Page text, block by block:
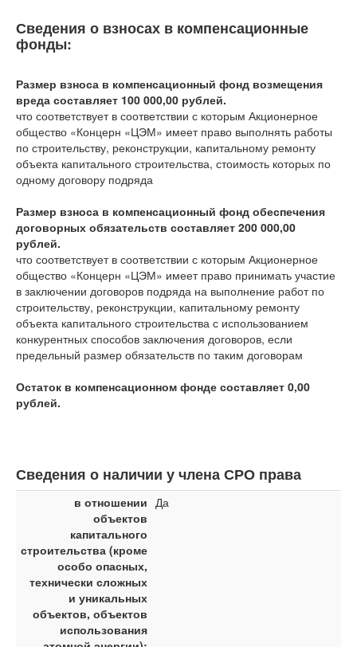
Сведения о взносах в компенсационные
фонды:
Размер взноса в компенсационный фонд возмещения
вреда составляет 100 000,00 рублей.
что соответствует в соответствии с которым Акционерное
общество «Концерн «ЦЭМ» имеет право выполнять работы
по строительству, реконструкции, капитальному ремонту
объекта капитального строительства, стоимость которых по
одному договору подряда
Размер взноса в компенсационный фонд обеспечения
договорных обязательств составляет 200 000,00
рублей.
что соответствует в соответствии с которым Акционерное
общество «Концерн «ЦЭМ» имеет право принимать участие
в заключении договоров подряда на выполнение работ по
строительству, реконструкции, капитальному ремонту
объекта капитального строительства с использованием
конкурентных способов заключения договоров, если
предельный размер обязательств по таким договорам
Остаток в компенсационном фонде составляет 0,00
рублей.
Сведения о наличии у члена СРО права
в отношении
объектов
капитального
строительства (кроме
особо опасных,
технически сложных
и уникальных
объектов, объектов
использования
Да